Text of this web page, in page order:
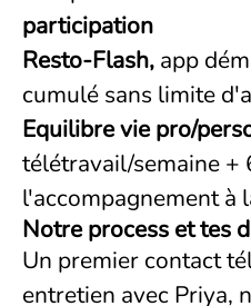
participation
Resto-Flash, app
cumulé sans limite
Equilibre vie pro/
télétravail/semaine +
l'accompagnement à
Notre process et tes
Un premier contact
entretien avec Priya,